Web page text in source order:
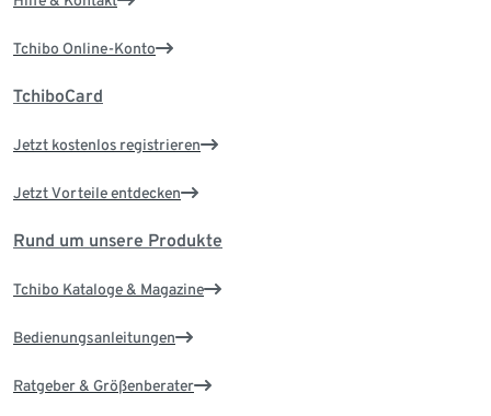
Tchibo Online-Konto
TchiboCard
Jetzt kostenlos registrieren
Jetzt Vorteile entdecken
Rund um unsere Produkte
Tchibo Kataloge & Magazine
Bedienungsanleitungen
Ratgeber & Größenberater